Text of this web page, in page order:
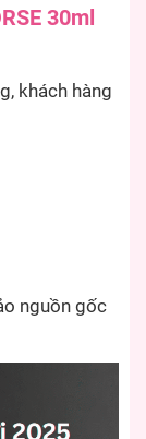
30ml
khách hàng
nguồn gốc